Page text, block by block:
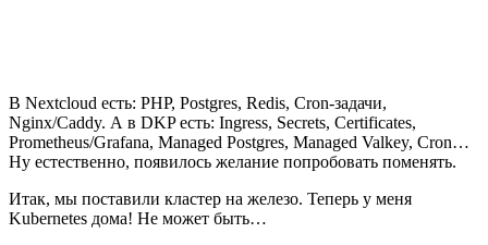
В Nextcloud есть: PHP, Postgres, Redis, Cron-задачи,
Nginx/Caddy. А в DKP есть: Ingress, Secrets, Certificates,
Prometheus/Grafana, Managed Postgres, Managed Valkey, Cron…
Ну естественно, появилось желание попробовать поменять.
Итак, мы поставили кластер на железо. Теперь у меня
Kubernetes дома! Не может быть…